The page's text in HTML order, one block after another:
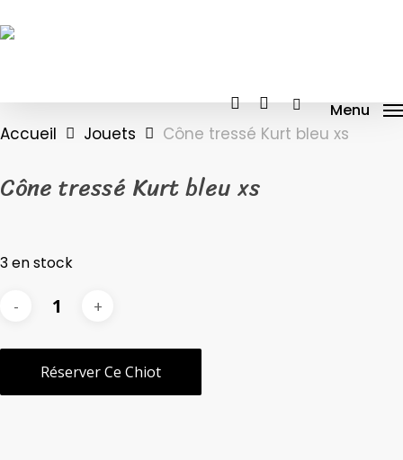
to
facebook
instagram
tiktok Menu
Accueil Jouets Cône tressé Kurt bleu xs
Cône tressé Kurt bleu xs
3 en stock
Réserver Ce Chiot